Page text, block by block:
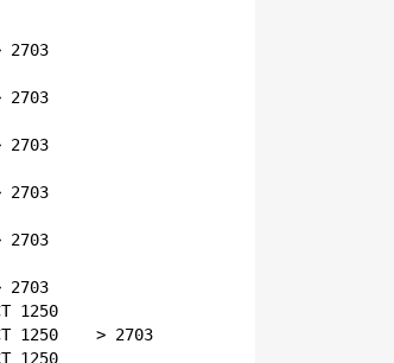
2703
2703
2703
2703
2703
2703
1250
1250    > 2703
1250